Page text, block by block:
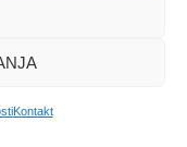
Kontakt